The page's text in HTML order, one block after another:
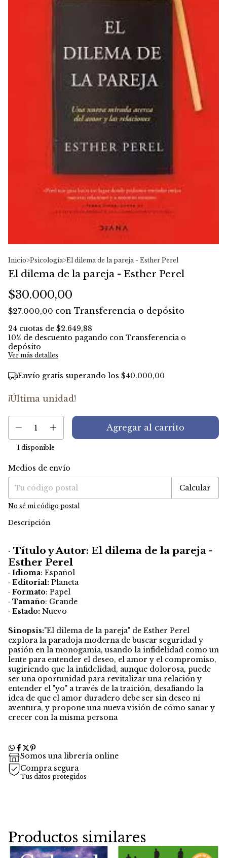
Inicio>Psicología>El dilema de la pareja - Esther Perel
El dilema de la pareja - Esther Perel
$30.000,00
$27.000,00 con Transferencia o depósito
24 cuotas de $2.649,88
10% de descuento pagando con Transferencia o
depósito
Ver más detalles
Envío gratis superando los $40.000,00
¡Última unidad!
1 disponible
Entregas para el CP:
Medios de envío
Calcular
No sé mi código postal
Descripción
· Título y Autor: El dilema de la pareja -
Esther Perel
· Idioma: Español
· Editorial: Planeta
· Formato: Papel
· Tamaño: Grande
· Estado: Nuevo
Sinopsis:"El dilema de la pareja" de Esther Perel
explora la paradoja moderna de buscar seguridad y
pasión en la monogamia, usando la infidelidad como un
lente para entender el deseo, el amor y el compromiso,
sugiriendo que la infidelidad, aunque dolorosa, puede
ser una oportunidad para revitalizar una relación y
entender el "yo" a través de la traición, desafiando la
idea de que el amor duradero debe ser sin deseo ni
aventura, y propone una nueva visión de cómo sanar y
crecer con la misma persona
Somos una librería online
Compra segura
Tus datos protegidos
Productos similares